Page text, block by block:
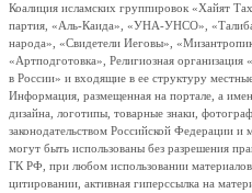
Коалиция исламских группировок «Хайят
партия, «Аль-Каида», «УНА-УНСО»,
народа», «Свидетели Иеговы»,
«Артподготовка», Религиозная
в России» и входящие в ее структуру
Информация, размещенная на портале, а
дизайна, логотипы, товарные знаки,
законодательством Российской Федерации
могут быть использованы без разрешения
ГК РФ, при любом использовании
цитировании, активная гиперссылка на